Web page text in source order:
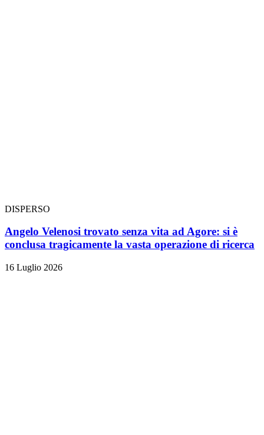
DISPERSO
Angelo Velenosi trovato senza vita ad Agore: si è
conclusa tragicamente la vasta operazione di ricerca
16 Luglio 2026